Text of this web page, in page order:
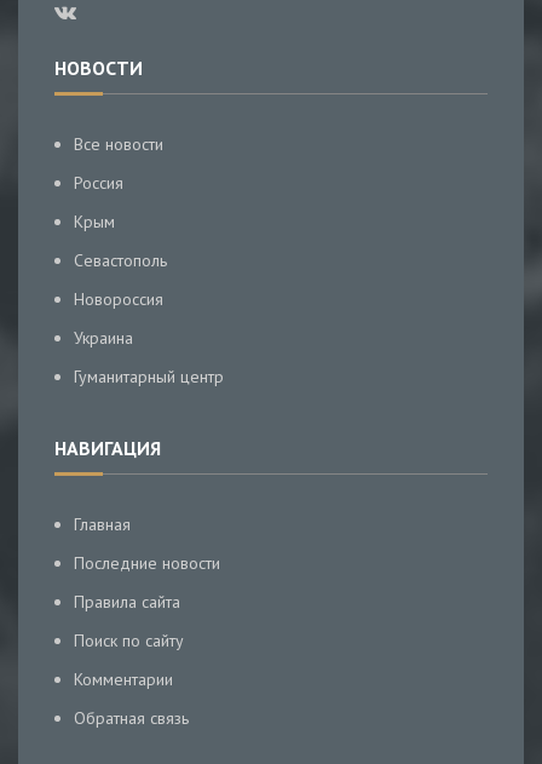
НОВОСТИ
Все новости
Россия
Крым
Севастополь
Новороссия
Украина
Гуманитарный центр
НАВИГАЦИЯ
Главная
Последние новости
Правила сайта
Поиск по сайту
Комментарии
Обратная связь